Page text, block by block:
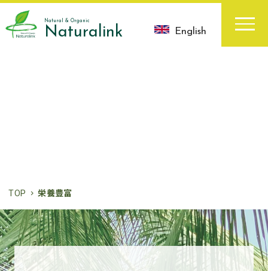
Natural & Organic
Naturalink English
TOP 栄養豊富